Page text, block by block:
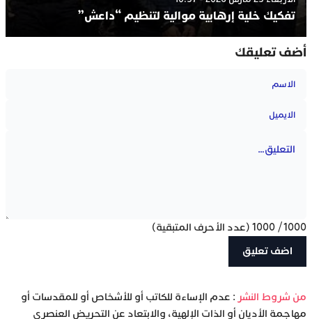
تفكيك خلية إرهابية موالية لتنظيم “داعش”
أضف تعليقك
1000
/
1000 (عدد الأحرف المتبقية)
‫من شروط النشر : عدم الإساءة للكاتب أو للأشخاص أو للمقدسات أو
مهاجمة الأديان أو الذات الإلهية، والابتعاد عن التحريض العنصري